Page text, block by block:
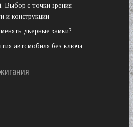
Выбор с точки зрения
и конструкции
дверные замки?
автомобиля без ключа